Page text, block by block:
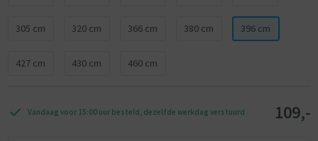
305 cm 320 cm 366 cm 380 cm 396 cm
427 cm 430 cm 460 cm
Vandaag voor 15:00 uur besteld, dezelfde werkdag verstuurd 109,-